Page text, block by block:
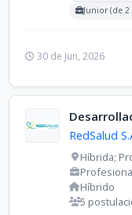
Junior (de
30 de Jun, 2026
RedSalud
Híbrida;
Híbrido
5